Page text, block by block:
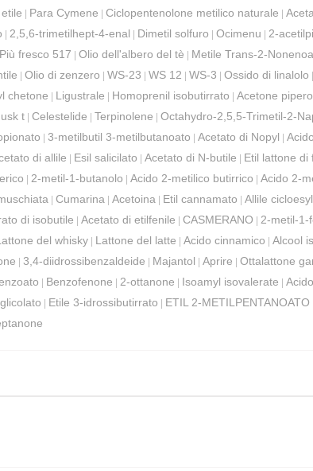
| Para Cymene | Ciclopentenolone metilico naturale |
| 2,5,6-trimetilhept-4-enal | Dimetil solfuro | Ocimenu | 2-
Più fresco 517 | Olio dell'albero del tè | Metile Trans-2-
| Olio di zenzero | WS-23 | WS 12 | WS-3 | Ossido di linalolo |
chetone | Ligustrale | Homoprenil isobutirrato | Acetone
t | Celestelide | Terpinolene | Octahydro-2,5,5-Trimetil-2-
| 3-metilbutil 3-metilbutanoato | Acetato di Nopyl |
di allile | Esil salicilato | Acetato di N-butile | Etil lattone di
| 2-metil-1-butanolo | Acido 2-metilico butirrico | Acido 2-
| Cumarina | Acetoina | Etil cannamato | Allile
di isobutile | Acetato di etilfenile | CASMERANO | 2-metil-1-
del whisky | Lattone del latte | Acido cinnamico | Alcool
| 3,4-diidrossibenzaldeide | Majantol | Aprire | Ottalattone
| Benzofenone | 2-ottanone | Isoamyl isovalerate |
| Etile 3-idrossibutirrato | ETIL 2-METILPENTANOATO